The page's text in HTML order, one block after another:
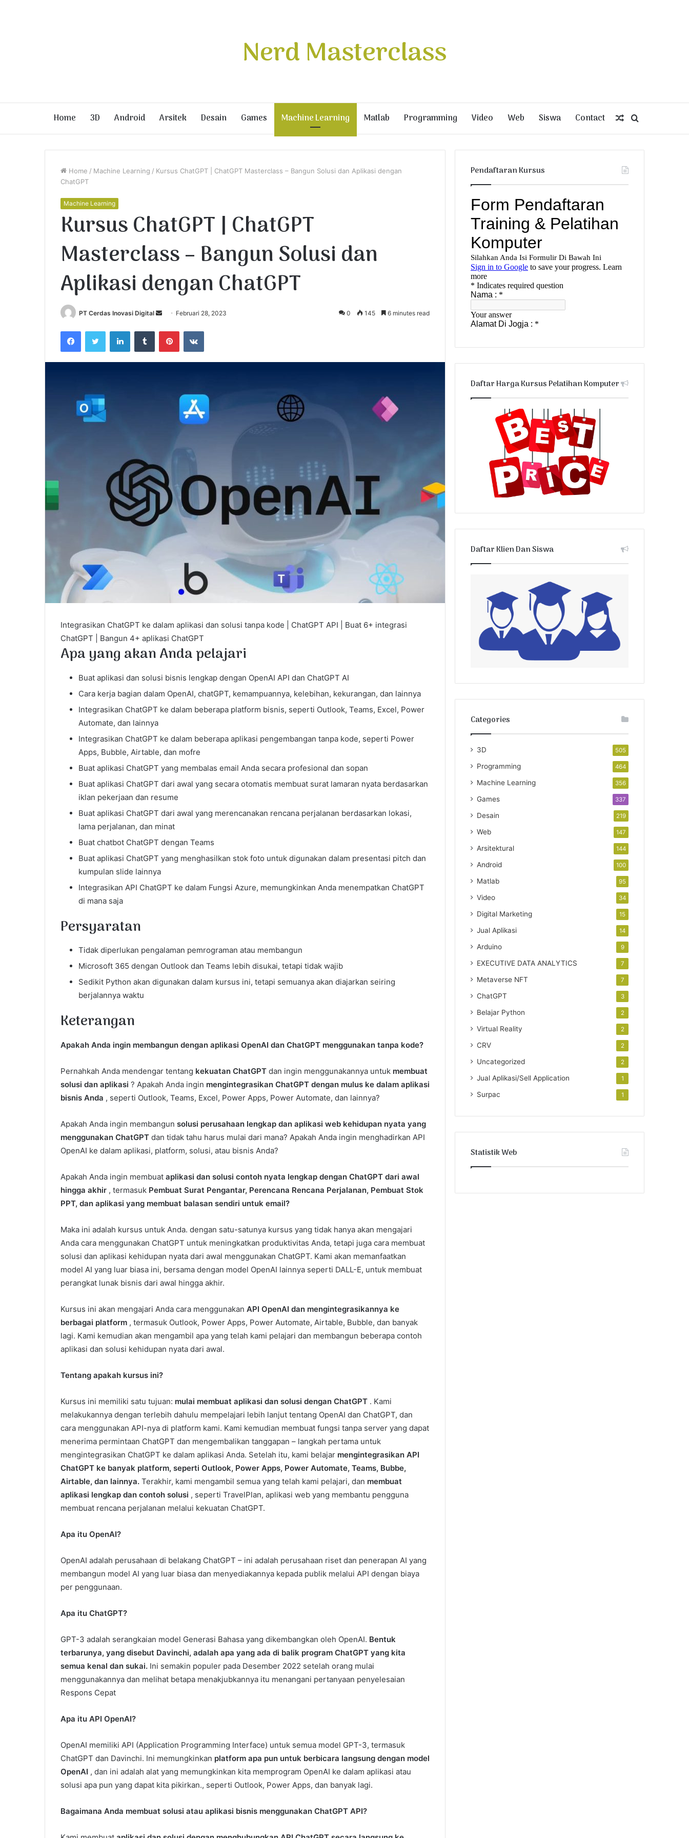
Nerd Masterclass
Home 3D Android Arsitek Desain Games Machine Learning Matlab Programming Video Web Siswa Contact
for
Random
Article
Home / Machine Learning / Kursus ChatGPT | ChatGPT Masterclass – Bangun Solusi dan Aplikasi dengan
ChatGPT
Machine Learning
Kursus ChatGPT | ChatGPT
Masterclass – Bangun Solusi dan
Aplikasi dengan ChatGPT
PT Cerdas Inovasi Digital
d
a
Februari 28, 2023 0 145 6 minutes read
Integrasikan ChatGPT ke dalam aplikasi dan solusi tanpa kode | ChatGPT API | Buat 6+ integrasi
ChatGPT | Bangun 4+ aplikasi ChatGPT
Apa yang akan Anda pelajari
Buat aplikasi dan solusi bisnis lengkap dengan OpenAI API dan ChatGPT AI
Cara kerja bagian dalam OpenAI, chatGPT, kemampuannya, kelebihan, kekurangan, dan lainnya
Integrasikan ChatGPT ke dalam beberapa platform bisnis, seperti Outlook, Teams, Excel, Power
Automate, dan lainnya
Integrasikan ChatGPT ke dalam beberapa aplikasi pengembangan tanpa kode, seperti Power
Apps, Bubble, Airtable, dan mofre
Buat aplikasi ChatGPT yang membalas email Anda secara profesional dan sopan
Buat aplikasi ChatGPT dari awal yang secara otomatis membuat surat lamaran nyata berdasarkan
iklan pekerjaan dan resume
Buat aplikasi ChatGPT dari awal yang merencanakan rencana perjalanan berdasarkan lokasi,
lama perjalanan, dan minat
Buat chatbot ChatGPT dengan Teams
Buat aplikasi ChatGPT yang menghasilkan stok foto untuk digunakan dalam presentasi pitch dan
kumpulan slide lainnya
Integrasikan API ChatGPT ke dalam Fungsi Azure, memungkinkan Anda menempatkan ChatGPT
di mana saja
Persyaratan
Tidak diperlukan pengalaman pemrograman atau membangun
Microsoft 365 dengan Outlook dan Teams lebih disukai, tetapi tidak wajib
Sedikit Python akan digunakan dalam kursus ini, tetapi semuanya akan diajarkan seiring
berjalannya waktu
Keterangan
Apakah Anda ingin membangun dengan aplikasi OpenAI dan ChatGPT menggunakan tanpa kode?
Pernahkah Anda mendengar tentang kekuatan ChatGPT dan ingin menggunakannya untuk membuat
solusi dan aplikasi ? Apakah Anda ingin mengintegrasikan ChatGPT dengan mulus ke dalam aplikasi
bisnis Anda , seperti Outlook, Teams, Excel, Power Apps, Power Automate, dan lainnya?
Apakah Anda ingin membangun solusi perusahaan lengkap dan aplikasi web kehidupan nyata yang
menggunakan ChatGPT dan tidak tahu harus mulai dari mana? Apakah Anda ingin menghadirkan API
OpenAI ke dalam aplikasi, platform, solusi, atau bisnis Anda?
Apakah Anda ingin membuat aplikasi dan solusi contoh nyata lengkap dengan ChatGPT dari awal
hingga akhir , termasuk Pembuat Surat Pengantar, Perencana Rencana Perjalanan, Pembuat Stok
PPT, dan aplikasi yang membuat balasan sendiri untuk email?
Maka ini adalah kursus untuk Anda. dengan satu-satunya kursus yang tidak hanya akan mengajari
Anda cara menggunakan ChatGPT untuk meningkatkan produktivitas Anda, tetapi juga cara membuat
solusi dan aplikasi kehidupan nyata dari awal menggunakan ChatGPT. Kami akan memanfaatkan
model AI yang luar biasa ini, bersama dengan model OpenAI lainnya seperti DALL-E, untuk membuat
perangkat lunak bisnis dari awal hingga akhir.
Kursus ini akan mengajari Anda cara menggunakan API OpenAI dan mengintegrasikannya ke
berbagai platform , termasuk Outlook, Power Apps, Power Automate, Airtable, Bubble, dan banyak
lagi. Kami kemudian akan mengambil apa yang telah kami pelajari dan membangun beberapa contoh
aplikasi dan solusi kehidupan nyata dari awal.
Tentang apakah kursus ini?
Kursus ini memiliki satu tujuan: mulai membuat aplikasi dan solusi dengan ChatGPT . Kami
melakukannya dengan terlebih dahulu mempelajari lebih lanjut tentang OpenAI dan ChatGPT, dan
cara menggunakan API-nya di platform kami. Kami kemudian membuat fungsi tanpa server yang dapat
menerima permintaan ChatGPT dan mengembalikan tanggapan – langkah pertama untuk
mengintegrasikan ChatGPT ke dalam aplikasi Anda. Setelah itu, kami belajar mengintegrasikan API
ChatGPT ke banyak platform, seperti Outlook, Power Apps, Power Automate, Teams, Bubbe,
Airtable, dan lainnya. Terakhir, kami mengambil semua yang telah kami pelajari, dan membuat
aplikasi lengkap dan contoh solusi , seperti TravelPlan, aplikasi web yang membantu pengguna
membuat rencana perjalanan melalui kekuatan ChatGPT.
Apa itu OpenAI?
OpenAI adalah perusahaan di belakang ChatGPT – ini adalah perusahaan riset dan penerapan AI yang
membangun model AI yang luar biasa dan menyediakannya kepada publik melalui API dengan biaya
per penggunaan.
Apa itu ChatGPT?
GPT-3 adalah serangkaian model Generasi Bahasa yang dikembangkan oleh OpenAI. Bentuk
terbarunya, yang disebut Davinchi, adalah apa yang ada di balik program ChatGPT yang kita
semua kenal dan sukai. Ini semakin populer pada Desember 2022 setelah orang mulai
menggunakannya dan melihat betapa menakjubkannya itu menangani pertanyaan penyelesaian
Respons Cepat
Apa itu API OpenAI?
OpenAI memiliki API (Application Programming Interface) untuk semua model GPT-3, termasuk
ChatGPT dan Davinchi. Ini memungkinkan platform apa pun untuk berbicara langsung dengan model
OpenAI , dan ini adalah alat yang memungkinkan kita memprogram OpenAI ke dalam aplikasi atau
solusi apa pun yang dapat kita pikirkan., seperti Outlook, Power Apps, dan banyak lagi.
Bagaimana Anda membuat solusi atau aplikasi bisnis menggunakan ChatGPT API?
Pendaftaran Kursus
Daftar Harga Kursus Pelatihan Komputer
Daftar Klien Dan Siswa
Categories
3D 505
Programming 464
Machine Learning 356
Games 337
Desain 219
Web 147
Arsitektural 144
Android 100
Matlab 95
Video 34
Digital Marketing 15
Jual Aplikasi 14
Arduino 9
EXECUTIVE DATA ANALYTICS 7
Metaverse NFT 7
ChatGPT 3
Belajar Python 2
Virtual Reality 2
CRV 2
Uncategorized 2
Jual Aplikasi/Sell Application 1
Surpac 1
Statistik Web